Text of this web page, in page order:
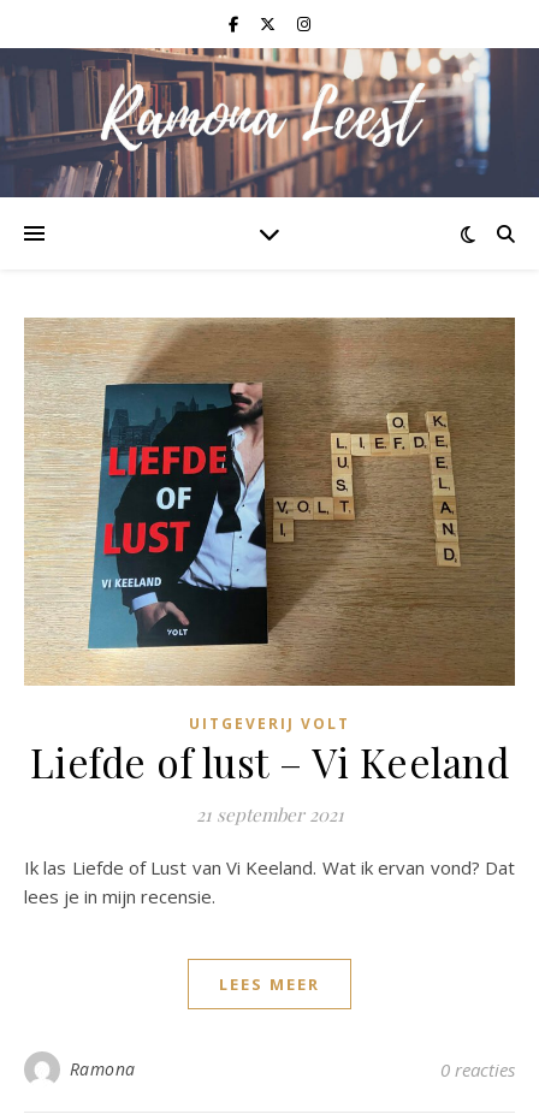
UITGEVERIJ VOLT
Liefde of lust – Vi Keeland
21 september 2021
Ik las Liefde of Lust van Vi Keeland. Wat ik ervan vond? Dat
lees je in mijn recensie.
LEES MEER
Ramona 0 reacties